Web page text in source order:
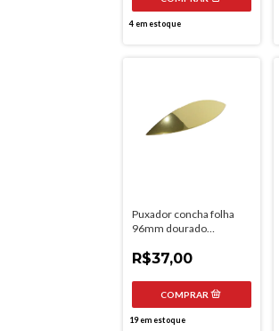
4em estoque
Puxador concha folha
96mm dourado
R$37,00
19em estoque